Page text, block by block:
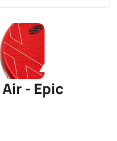
- Epic